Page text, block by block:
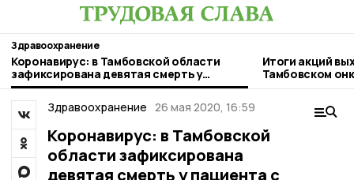
Здравоохранение
Коронавирус: в Тамбовской области
зафиксирована девятая смерть у
пациента с инфекцией
Итоги акций
Тамбовском
Здравоохранение 26 мая 2020, 16:59
Коронавирус: в Тамбовской
области зафиксирована
девятая смерть у пациента с